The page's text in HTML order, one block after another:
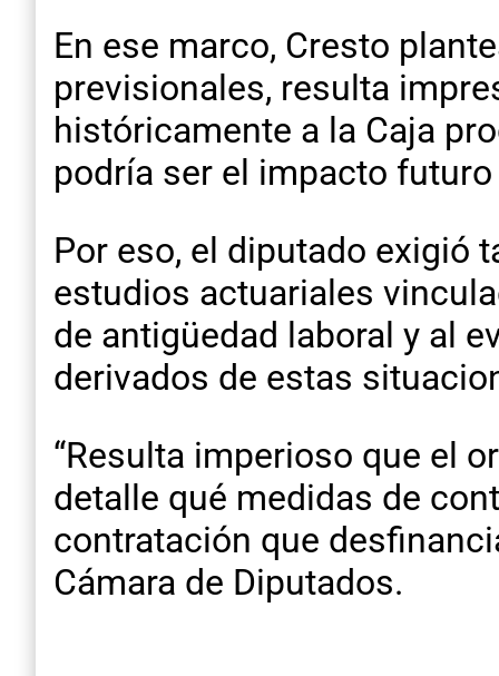
En ese marco, Cresto
previsionales, resulta
históricamente a la Caja
podría ser el impacto
Por eso, el diputado exigió
estudios actuariales
de antigüedad laboral y al
derivados de estas
“Resulta imperioso que el
detalle qué medidas de
contratación que
Cámara de Diputados.